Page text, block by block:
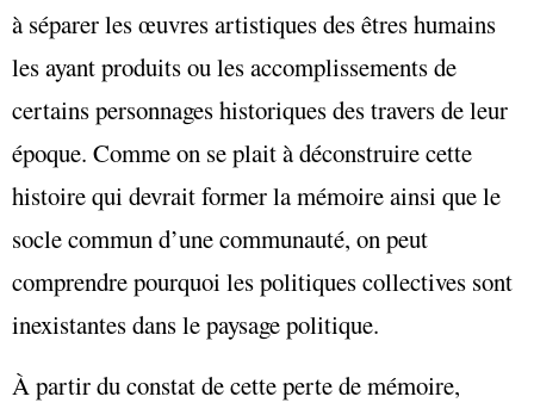
à séparer les œuvres artistiques des êtres humains
les ayant produits ou les accomplissements de
certains personnages historiques des travers de leur
époque. Comme on se plait à déconstruire cette
histoire qui devrait former la mémoire ainsi que le
socle commun d’une communauté, on peut
comprendre pourquoi les politiques collectives sont
inexistantes dans le paysage politique.
À partir du constat de cette perte de mémoire,